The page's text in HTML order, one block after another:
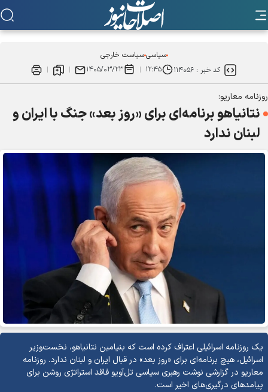
سیاسیسیاست خارجی
کد خبر :۱۱۴۰۵۶ ۱۲:۴۵ ۱۴۰۵/۰۳/۲۳
روزنامه معاریو:
نتانیاهو برنامه‌ای برای «روز بعد» جنگ با ایران و
لبنان ندارد
یک روزنامه اسرائیلی اعتراف کرده است که بنیامین نتانیاهو، نخست‌وزیر
اسرائیل، هیچ برنامه‌ای برای «روز بعد» در قبال ایران و لبنان ندارد. روزنامه
معاریو در گزارشی نوشت رهبری سیاسی تل‌آویو فاقد استراتژی روشن برای
پیامدهای درگیری‌های اخیر است.